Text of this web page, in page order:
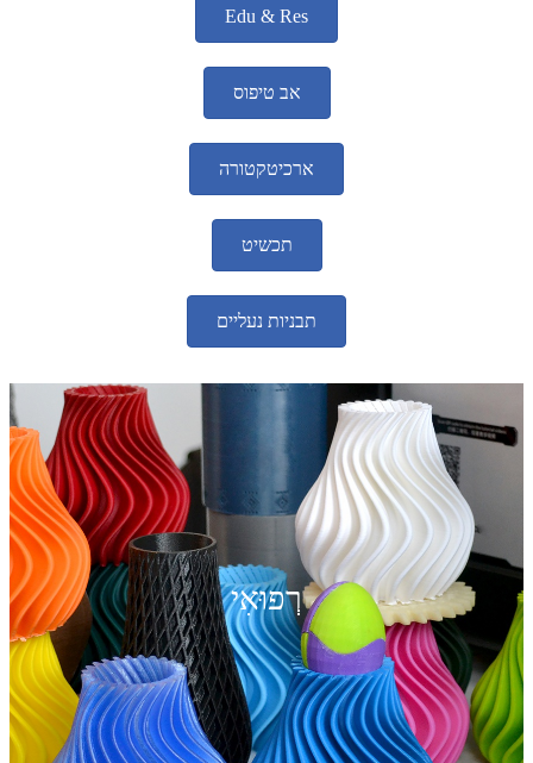
Edu & Res
אב טיפוס
ארכיטקטורה
תכשיט
תבניות נעליים
רְפוּאִי